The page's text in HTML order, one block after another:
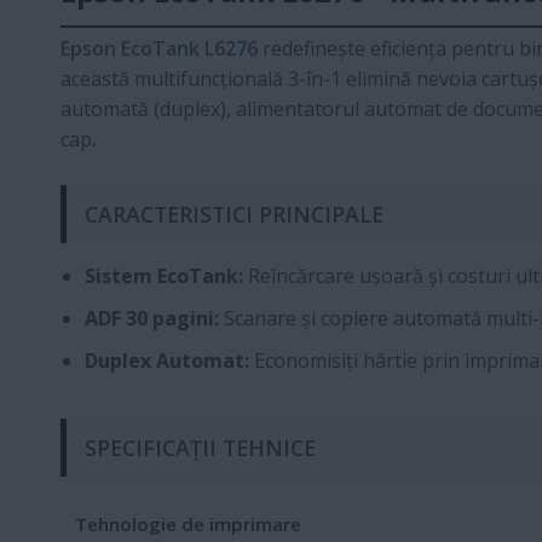
Epson EcoTank L6276 redefinește eficiența pentru
această multifuncțională 3-în-1 elimină nevoia
automată (duplex), alimentatorul automat de
cap.
CARACTERISTICI PRINCIPALE
Sistem EcoTank: Reîncărcare ușoară și costuri
ADF 30 pagini: Scanare și copiere automată
Duplex Automat: Economisiți hârtie prin
SPECIFICAȚII TEHNICE
Tehnologie de imprimare